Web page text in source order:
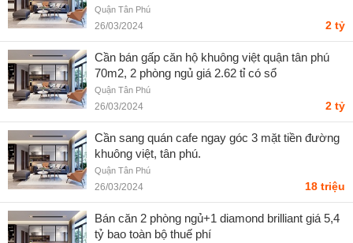
Quận Tân Phú
26/03/2024 2 tỷ
Cần bán gấp căn hộ khuông việt quận tân phú
70m2, 2 phòng ngủ giá 2.62 tỉ có sổ
Quận Tân Phú
26/03/2024 2 tỷ
Cần sang quán cafe ngay góc 3 mặt tiền đường
khuông việt, tân phú.
Quận Tân Phú
26/03/2024 18 triệu
Bán căn 2 phòng ngủ+1 diamond brilliant giá 5,4
tỷ bao toàn bộ thuế phí